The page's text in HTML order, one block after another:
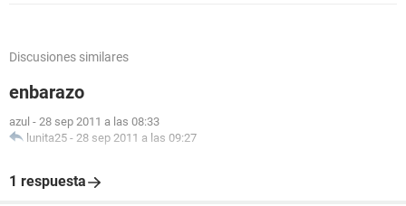
Discusiones similares
enbarazo
azul - 28 sep 2011 a las 08:33
lunita25 - 28 sep 2011 a las 09:27
1 respuesta